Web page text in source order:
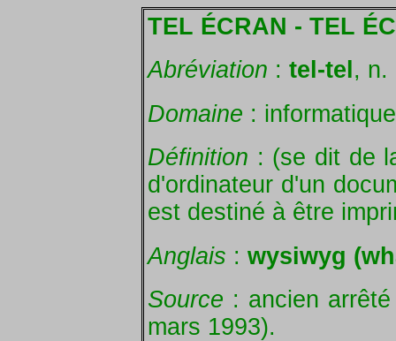
TEL ÉCRAN - TEL
Abréviation : tel-tel , n.
Domaine :
Définition : (se dit de
d'ordinateur d'un
est destiné à être
Anglais : wysiwyg
Source : ancien
mars 1993).